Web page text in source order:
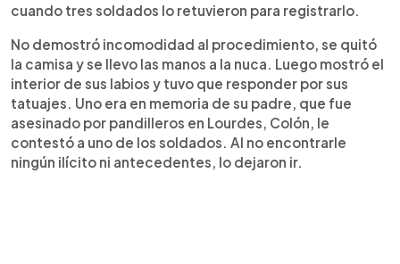
cuando tres soldados lo retuvieron para registrarlo.
No demostró incomodidad al procedimiento, se quitó
la camisa y se llevo las manos a la nuca. Luego mostró el
interior de sus labios y tuvo que responder por sus
tatuajes. Uno era en memoria de su padre, que fue
asesinado por pandilleros en Lourdes, Colón, le
contestó a uno de los soldados. Al no encontrarle
ningún ilícito ni antecedentes, lo dejaron ir.